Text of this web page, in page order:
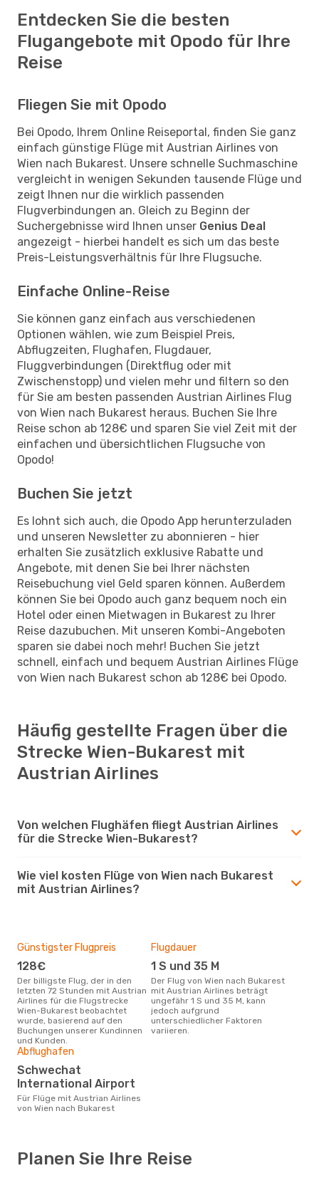
Entdecken Sie die besten
Flugangebote mit Opodo für Ihre
Reise
Fliegen Sie mit Opodo
Bei Opodo, Ihrem Online Reiseportal, finden Sie ganz
einfach günstige Flüge mit Austrian Airlines von
Wien nach Bukarest. Unsere schnelle Suchmaschine
vergleicht in wenigen Sekunden tausende Flüge und
zeigt Ihnen nur die wirklich passenden
Flugverbindungen an. Gleich zu Beginn der
Suchergebnisse wird Ihnen unser Genius Deal
angezeigt - hierbei handelt es sich um das beste
Preis-Leistungsverhältnis für Ihre Flugsuche.
Einfache Online-Reise
Sie können ganz einfach aus verschiedenen
Optionen wählen, wie zum Beispiel Preis,
Abflugzeiten, Flughafen, Flugdauer,
Fluggverbindungen (Direktflug oder mit
Zwischenstopp) und vielen mehr und filtern so den
für Sie am besten passenden Austrian Airlines Flug
von Wien nach Bukarest heraus. Buchen Sie Ihre
Reise schon ab 128€ und sparen Sie viel Zeit mit der
einfachen und übersichtlichen Flugsuche von
Opodo!
Buchen Sie jetzt
Es lohnt sich auch, die Opodo App herunterzuladen
und unseren Newsletter zu abonnieren - hier
erhalten Sie zusätzlich exklusive Rabatte und
Angebote, mit denen Sie bei Ihrer nächsten
Reisebuchung viel Geld sparen können. Außerdem
können Sie bei Opodo auch ganz bequem noch ein
Hotel oder einen Mietwagen in Bukarest zu Ihrer
Reise dazubuchen. Mit unseren Kombi-Angeboten
sparen sie dabei noch mehr! Buchen Sie jetzt
schnell, einfach und bequem Austrian Airlines Flüge
von Wien nach Bukarest schon ab 128€ bei Opodo.
Häufig gestellte Fragen über die
Strecke Wien-Bukarest mit
Austrian Airlines
Von welchen Flughäfen fliegt Austrian Airlines
für die Strecke Wien-Bukarest?
Wie viel kosten Flüge von Wien nach Bukarest
mit Austrian Airlines?
Günstigster Flugpreis
128€
Der billigste Flug, der in den
letzten 72 Stunden mit Austrian
Airlines für die Flugstrecke
Wien-Bukarest beobachtet
wurde, basierend auf den
Buchungen unserer Kundinnen
und Kunden.
Flugdauer
1 S und 35 M
Der Flug von Wien nach Bukarest
mit Austrian Airlines beträgt
ungefähr 1 S und 35 M, kann
jedoch aufgrund
unterschiedlicher Faktoren
variieren.
Abflughafen
Schwechat
International Airport
Für Flüge mit Austrian Airlines
von Wien nach Bukarest
Planen Sie Ihre Reise